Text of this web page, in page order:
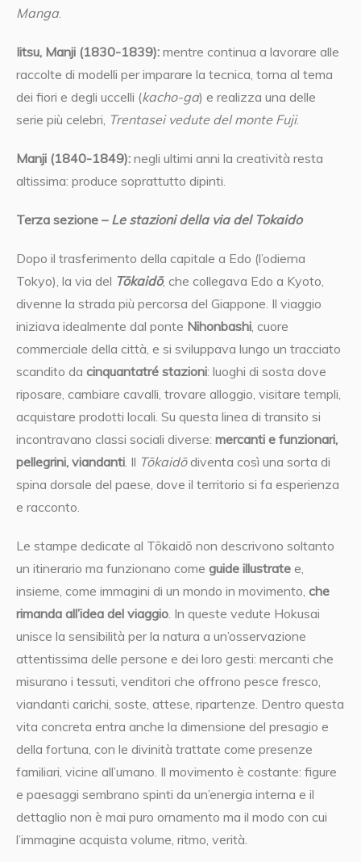
Manga.
Iitsu, Manji (1830-1839): mentre continua a lavorare alle
raccolte di modelli per imparare la tecnica, torna al tema
dei fiori e degli uccelli (kacho-ga) e realizza una delle
serie più celebri, Trentasei vedute del monte Fuji.
Manji (1840-1849):negli ultimi anni la creatività resta
altissima: produce soprattutto dipinti.
Terza sezione – Le stazioni della via del Tokaido
Dopo il trasferimento della capitale a Edo (l’odierna
Tokyo), la via del Tōkaidō, che collegava Edo a Kyoto,
divenne la strada più percorsa del Giappone. Il viaggio
iniziava idealmente dal ponte Nihonbashi, cuore
commerciale della città, e si sviluppava lungo un tracciato
scandito da cinquantatré stazioni: luoghi di sosta dove
riposare, cambiare cavalli, trovare alloggio, visitare templi,
acquistare prodotti locali. Su questa linea di transito si
incontravano classi sociali diverse: mercanti e funzionari,
pellegrini, viandanti. Il Tōkaidōdiventa così una sorta di
spina dorsale del paese, dove il territorio si fa esperienza
e racconto.
Le stampe dedicate al Tōkaidō non descrivono soltanto
un itinerario ma funzionano come guide illustrate e,
insieme, come immagini di un mondo in movimento, che
rimanda all’idea del viaggio. In queste vedute Hokusai
unisce la sensibilità per la natura a un’osservazione
attentissima delle persone e dei loro gesti: mercanti che
misurano i tessuti, venditori che offrono pesce fresco,
viandanti carichi, soste, attese, ripartenze. Dentro questa
vita concreta entra anche la dimensione del presagio e
della fortuna, con le divinità trattate come presenze
familiari, vicine all’umano. Il movimento è costante: figure
e paesaggi sembrano spinti da un’energia interna e il
dettaglio non è mai puro ornamento ma il modo con cui
l’immagine acquista volume, ritmo, verità.